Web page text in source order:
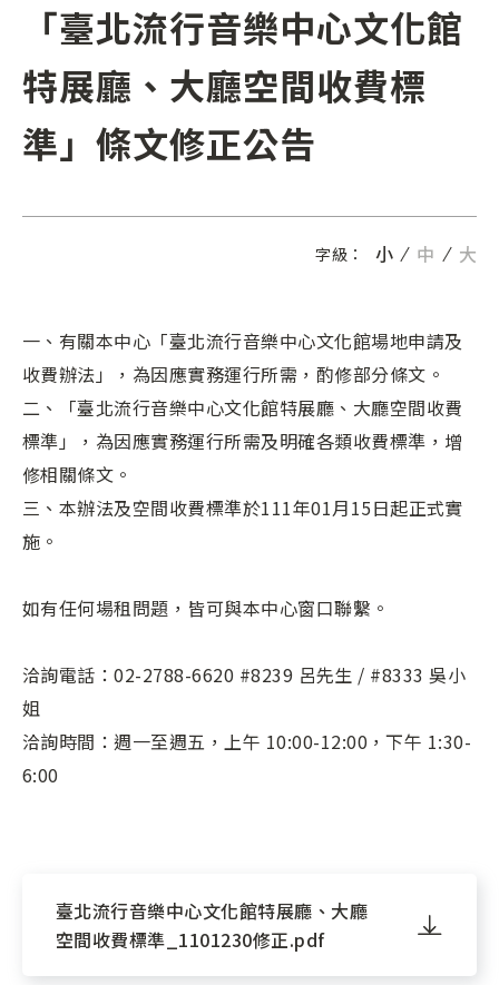
「臺北流行音樂中心文化館
特展廳、大廳空間收費標
準」條文修正公告
字級： 小 中 大
一、有關本中心「臺北流行音樂中心文化館場地申請及
收費辦法」，為因應實務運行所需，酌修部分條文。
二、「臺北流行音樂中心文化館特展廳、大廳空間收費
標準」，為因應實務運行所需及明確各類收費標準，增
修相關條文。
三、本辦法及空間收費標準於111年01月15日起正式實
施。
如有任何場租問題，皆可與本中心窗口聯繫。
洽詢電話：02-2788-6620 #8239 呂先生 / #8333 吳小
姐
洽詢時間：週一至週五，上午 10:00-12:00，下午 1:30-
6:00
臺北流行音樂中心文化館特展廳、大廳
空間收費標準_1101230修正.pdf